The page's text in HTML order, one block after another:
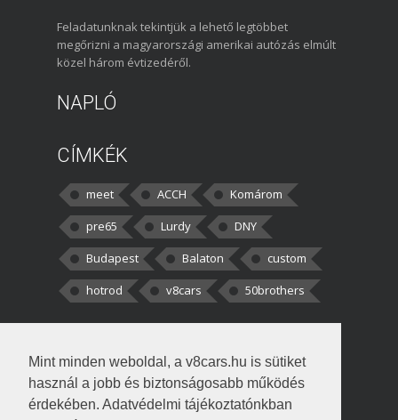
Mint minden weboldal, a v8cars.hu is sütiket
használ a jobb és biztonságosabb működés
érdekében. Adatvédelmi tájékoztatónkban
Feladatunknak tekintjük a lehető legtöbbet
megőrizni a magyarországi amerikai autózás elmúlt
közel három évtizedéről.
NAPLÓ
CÍMKÉK
meet ACCH
Komárom
pre65
Lurdy
DNY
Budapest
Balaton
custom
hotrod
v8cars 50brothers
kortisz:Elszúrtam! Én csak két
darabbaal számoltam. Nem tudtam, hogy fél autót,